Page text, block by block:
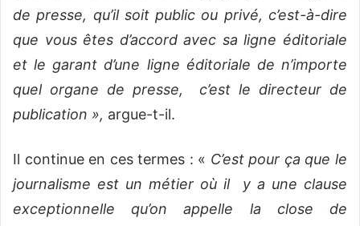
de presse, qu’il soit public ou privé, c’est-à-dire
que vous êtes d’accord avec sa ligne éditoriale
et le garant d’une ligne éditoriale de n’importe
quel organe de presse, c’est le directeur de
publication », argue-t-il.
Il continue en ces termes : « C’est pour ça que le
journalisme est un métier où il y a une clause
exceptionnelle qu’on appelle la close de